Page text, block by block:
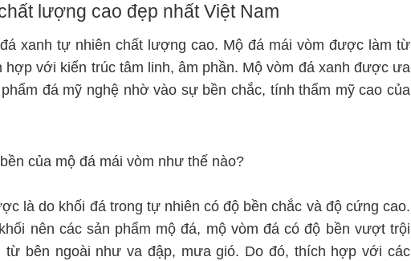
lượng cao đẹp nhất Việt Nam
xanh tự nhiên chất lượng cao. Mộ đá mái vòm được làm từ
với kiến trúc tâm linh, âm phần. Mộ vòm đá xanh được ưa
đá mỹ nghệ nhờ vào sự bền chắc, tính thẩm mỹ cao của
của mộ đá mái vòm như thế nào?
là do khối đá trong tự nhiên có độ bền chắc và độ cứng cao.
nên các sản phẩm mộ đá, mộ vòm đá có độ bền vượt trội
từ bên ngoài như va đập, mưa gió. Do đó, thích hợp với các